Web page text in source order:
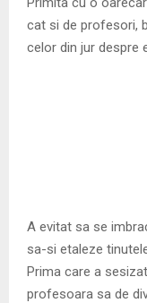
E
cat si de profesori,
celor din jur despre
A evitat sa se
sa-si etaleze
Prima care a
profesoara sa de